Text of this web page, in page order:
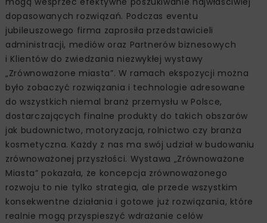
dopasowanych rozwiązań. Podczas eventu
jubileuszowego firma zaprosiła przedstawicieli
administracji, mediów oraz Partnerów biznesowych
i Klientów do zwiedzania niezwykłej wystawy
„Zrównoważone miasta”. W ramach ekspozycji można
było zobaczyć rozwiązania i technologie adresowane
do wszystkich niemal branż przemysłu w Polsce,
dostarczających finalne produkty do takich obszarów
jak budownictwo, motoryzacja, rolnictwo czy branża
kosmetyczna. Każdy z nas ma swój udział w budowaniu
zrównoważonej przyszłości. Wystawa „Zrównoważone
Miasta” pokazała, że koncepcja zrównoważonego
rozwoju to nie tylko strategia, ale przede wszystkim
konsekwentne działania i gotowe już rozwiązania, które
realnie mogą przyspieszyć wdrażanie celów